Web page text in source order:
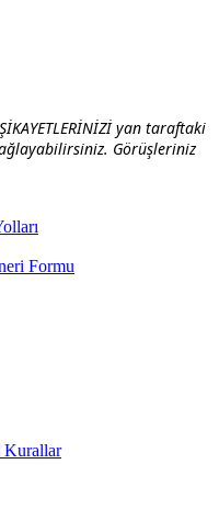
yan taraftaki
Görüşleriniz
Formu
Kurallar